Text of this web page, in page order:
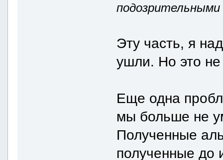
подозрительными
Эту часть, я
ушли. Но это не
Еще одна
мы больше не
Полученные
полученные до